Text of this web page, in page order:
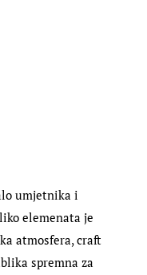
umjetnika i
elemenata je
atmosfera, craft
spremna za